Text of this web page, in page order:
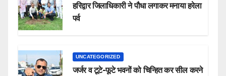
हरिद्वार जिलाधिकारी ने पौधा लगाकर मनाया हरेला
पर्व
UNCATEGORIZED
जर्जर व टूटे-फूटे भवनों को चिन्हित कर सील करने